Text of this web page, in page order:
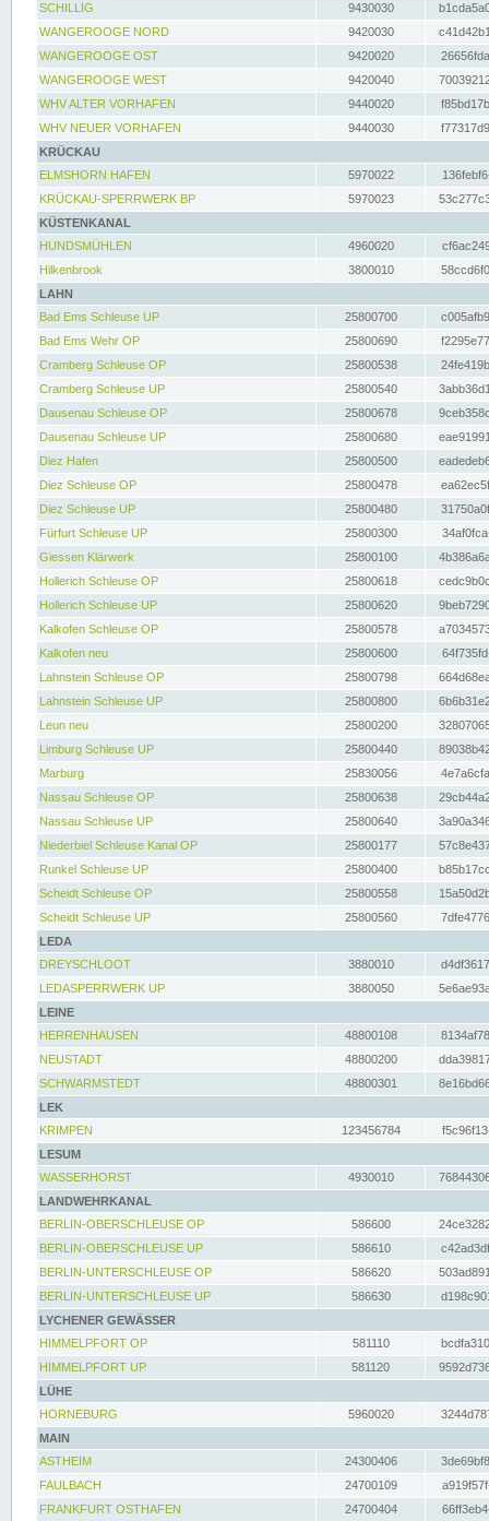
SCHILLIG
9430030
WANGEROOGE NORD
9420030
WANGEROOGE OST
9420020
WANGEROOGE WEST
9420040
WHV ALTER VORHAFEN
9440020
WHV NEUER VORHAFEN
9440030
KRÜCKAU
ELMSHORN HAFEN
5970022
KRÜCKAU-SPERRWERK BP
5970023
KÜSTENKANAL
HUNDSMÜHLEN
4960020
Hilkenbrook
3800010
LAHN
Bad Ems Schleuse UP
25800700
Bad Ems Wehr OP
25800690
Cramberg Schleuse OP
25800538
Cramberg Schleuse UP
25800540
Dausenau Schleuse OP
25800678
Dausenau Schleuse UP
25800680
Diez Hafen
25800500
Diez Schleuse OP
25800478
Diez Schleuse UP
25800480
Fürfurt Schleuse UP
25800300
Giessen Klärwerk
25800100
Hollerich Schleuse OP
25800618
Hollerich Schleuse UP
25800620
Kalkofen Schleuse OP
25800578
Kalkofen neu
25800600
Lahnstein Schleuse OP
25800798
Lahnstein Schleuse UP
25800800
Leun neu
25800200
Limburg Schleuse UP
25800440
Marburg
25830056
Nassau Schleuse OP
25800638
Nassau Schleuse UP
25800640
Niederbiel Schleuse Kanal OP
25800177
Runkel Schleuse UP
25800400
Scheidt Schleuse OP
25800558
Scheidt Schleuse UP
25800560
LEDA
DREYSCHLOOT
3880010
LEDASPERRWERK UP
3880050
LEINE
HERRENHAUSEN
48800108
NEUSTADT
48800200
SCHWARMSTEDT
48800301
LEK
KRIMPEN
123456784
LESUM
WASSERHORST
4930010
LANDWEHRKANAL
BERLIN-OBERSCHLEUSE OP
586600
BERLIN-OBERSCHLEUSE UP
586610
BERLIN-UNTERSCHLEUSE OP
586620
BERLIN-UNTERSCHLEUSE UP
586630
LYCHENER GEWÄSSER
HIMMELPFORT OP
581110
HIMMELPFORT UP
581120
LÜHE
HORNEBURG
5960020
MAIN
ASTHEIM
24300406
FAULBACH
24700109
FRANKFURT OSTHAFEN
24700404